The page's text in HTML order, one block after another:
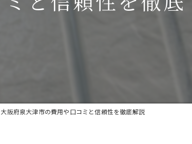
阪府泉大津市の費用や口コミと信頼性を徹底解説